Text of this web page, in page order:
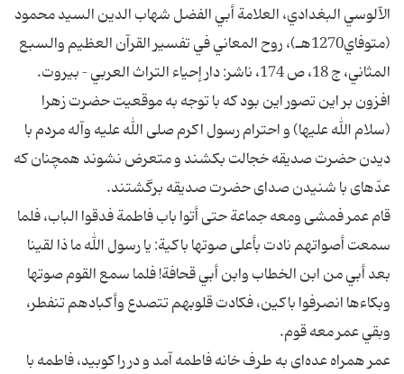
الآلوسي البغدادي، العلامة أبي الفضل شهاب الدين السيد محمود
(متوفاي1270هـ)، روح المعاني في تفسير القرآن العظيم والسبع
المثاني، ج 18، ص 174، ناشر: دار إحياء التراث العربي – بيروت.
افزون بر اين تصور اين بود كه با توجه به موقعيت حضرت زهرا
(سلام الله عليها) و احترام رسول اكرم‏ صلى الله عليه وآله مردم با
ديدن حضرت صديقه خجالت بكشند و متعرض نشوند همچنان كه
عدّه‏اى با شنيدن صداى حضرت صديقه برگشتند.
قام عمر فمشى ومعه جماعة حتى أتوا باب فاطمة فدقوا الباب، فلما
سمعت أصواتهم نادت بأعلى صوتها باكية: يا رسول الله ما ذا لقينا
بعد أبي من ابن الخطاب وابن أبي قحافة! فلما سمع القوم صوتها
وبكاءها انصرفوا باكين، فكادت قلوبهم تتصدع وأكبادهم تنفطر،
وبقي عمر معه قوم.
عمر همراه عده‌اى به طرف خانه فاطمه آمد و در را كوبيد، فاطمه با